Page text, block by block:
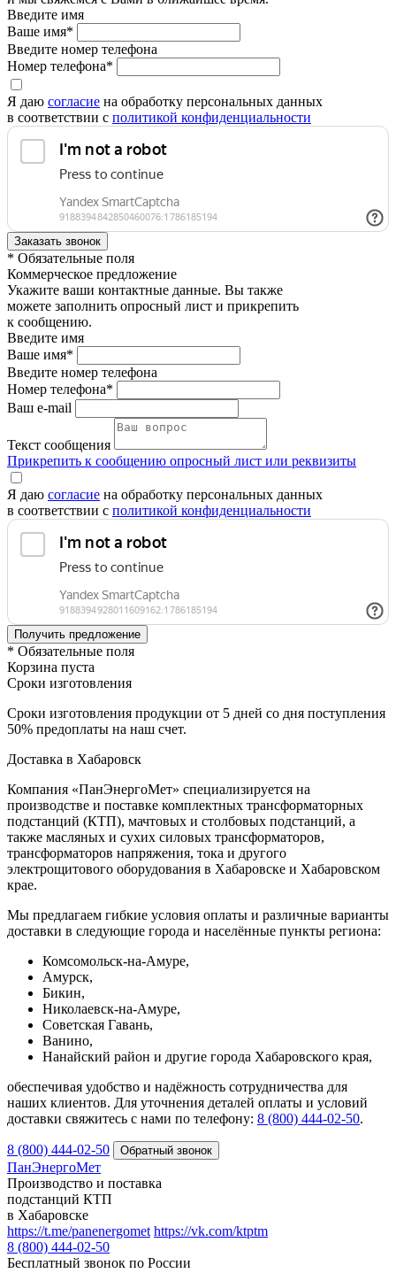
Введите имя
Ваше имя*
Введите номер телефона
Номер телефона*
Я даю согласие на обработку персональных данных
в соответствии с политикой конфиденциальности
* Обязательные поля
Коммерческое предложение
Укажите ваши контактные данные. Вы также
можете заполнить опросный лист и прикрепить
к сообщению.
Введите имя
Ваше имя*
Введите номер телефона
Номер телефона*
Ваш e-mail
Текст сообщения
Прикрепить к сообщению опросный лист или реквизиты
Я даю согласие на обработку персональных данных
в соответствии с политикой конфиденциальности
* Обязательные поля
Корзина пуста
Сроки изготовления
Сроки изготовления продукции от 5 дней со дня поступления
50% предоплаты на наш счет.
Доставка в Хабаровск
Компания «ПанЭнергоМет» специализируется на
производстве и поставке комплектных трансформаторных
подстанций (КТП), мачтовых и столбовых подстанций, а
также масляных и сухих силовых трансформаторов,
трансформаторов напряжения, тока и другого
электрощитового оборудования в Хабаровске и Хабаровском
крае.
Мы предлагаем гибкие условия оплаты и различные варианты
доставки в следующие города и населённые пункты региона:
Комсомольск-на-Амуре,
Амурск,
Бикин,
Николаевск-на-Амуре,
Советская Гавань,
Ванино,
Нанайский район и другие города Хабаровского края,
обеспечивая удобство и надёжность сотрудничества для
наших клиентов. Для уточнения деталей оплаты и условий
доставки свяжитесь с нами по телефону: 8 (800) 444‑02‑50.
8 (800) 444-02-50
ПанЭнергоМет
Производство и поставка
подстанций КТП
в Хабаровске
https://t.me/panenergomet https://vk.com/ktptm
8 (800) 444-02-50
Бесплатный звонок по России